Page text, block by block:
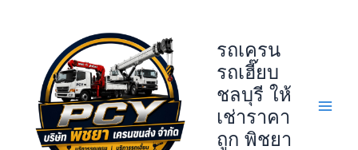
รถเครน
รถเฮี๊ยบ
ชลบุรี ให้
เช่าราคา
ถูก พิชยา